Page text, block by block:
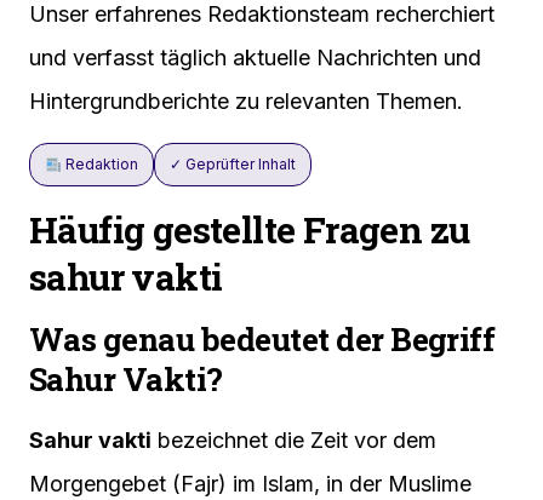
Unser erfahrenes Redaktionsteam recherchiert
und verfasst täglich aktuelle Nachrichten und
Hintergrundberichte zu relevanten Themen.
Redaktion ✓ Geprüfter Inhalt
Häufig gestellte Fragen zu
sahur vakti
Was genau bedeutet der Begriff
Sahur Vakti?
Sahur vakti bezeichnet die Zeit vor dem
Morgengebet (Fajr) im Islam, in der Muslime